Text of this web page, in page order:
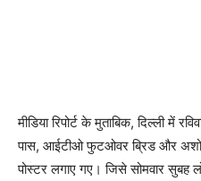
मीडिया रिपोर्ट के मुताबिक, दिल्ली में
पास, आईटीओ फुटओवर ब्रिड और
पोस्टर लगाए गए। जिसे सोमवार सुबह